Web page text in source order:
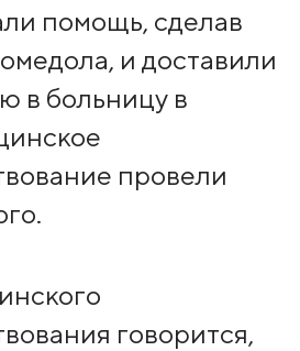
помощь, сделав
и доставили
в больницу в
провели
говорится,